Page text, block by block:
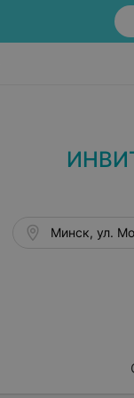
Минск, ул.